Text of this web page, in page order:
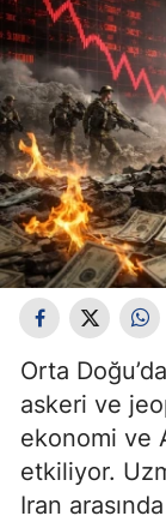
Orta
askeri ve
ekonomi ve
etkiliyor.
Iran